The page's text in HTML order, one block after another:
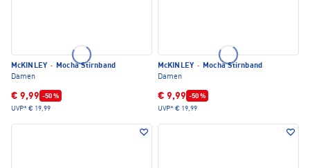
McKINLEY · Mocha Stirnband
Damen
€ 9,99 -50 %
UVP* € 19,99
McKINLEY · Mocha Stirnband
Damen
€ 9,99 -50 %
UVP* € 19,99